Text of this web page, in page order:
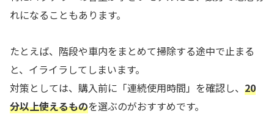
れになることもあります。
たとえば、階段や車内をまとめて掃除する途中で止まる
と、イライラしてしまいます。
対策としては、購入前に「連続使用時間」を確認し、 20
分以上使えるものを選ぶのがおすすめです。